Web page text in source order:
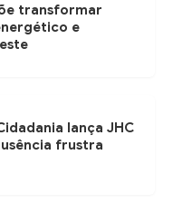
transformar
e
lança JHC
frustra